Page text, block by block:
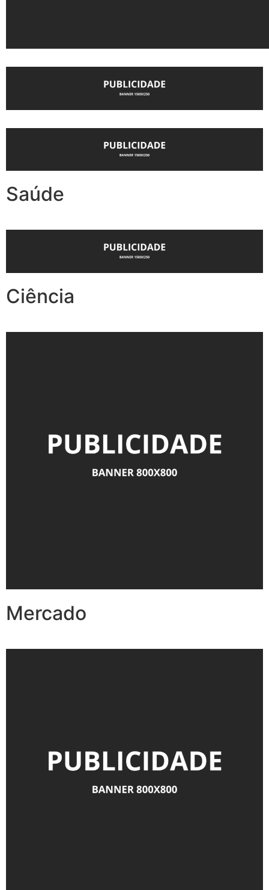
Saúde
Ciência
Mercado